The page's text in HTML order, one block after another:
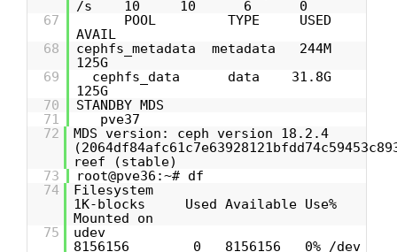
/s 10 10 6 0
67
POOL TYPE USED
AVAIL
68
cephfs_metadata metadata 244M
125G
69
cephfs_data data 31.8G
125G
70
STANDBY MDS
71
pve37
72
MDS version: ceph version 18.2.4
reef (stable)
73
root@pve36:~# df
74
Filesystem
1K-blocks Used Available Use%
Mounted on
75
8156156 0 8156156 0% /dev